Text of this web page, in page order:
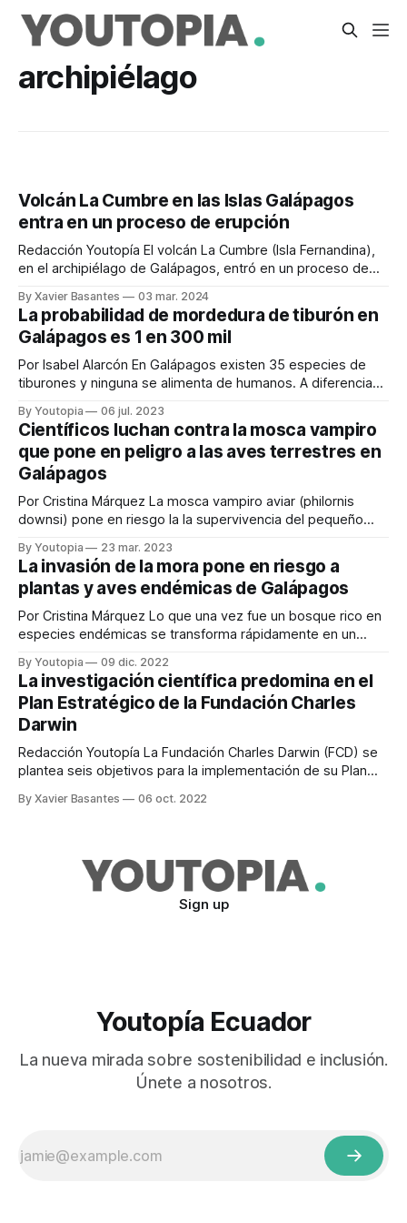
archipiélago
Volcán La Cumbre en las Islas Galápagos
entra en un proceso de erupción
Redacción Youtopía El volcán La Cumbre (Isla Fernandina),
en el archipiélago de Galápagos, entró en un proceso de
Politécnica Nacional (IGEPN). De acuerdo con la información
del Geofísico, el proceso comenzó a las 23:50 (hora de
Galápagos), del sábado
By Xavier Basantes 03 mar. 2024
La probabilidad de mordedura de tiburón en
Galápagos es 1 en 300 mil
Por Isabel Alarcón En Galápagos existen 35 especies de
tiburones y ninguna se alimenta de humanos. A diferencia
parte de la dieta de los animales y las mordeduras también
son eventos inusuales. Durante el 2022, la Universidad de
By Youtopia 06 jul. 2023
Científicos luchan contra la mosca vampiro
que pone en peligro a las aves terrestres en
Galápagos
Por Cristina Márquez La mosca vampiro aviar (philornis
downsi) pone en riesgo la la supervivencia del pequeño
Isla Santa Cruz apenas se registra la presencia de unas
cuarenta parejas de esa especie en peligro crítico de
extinción. La tasa
By Youtopia 23 mar. 2023
La invasión de la mora pone en riesgo a
plantas y aves endémicas de Galápagos
Por Cristina Márquez Lo que una vez fue un bosque rico en
especies endémicas se transforma rápidamente en un
Fundación Charles Darwin a la expansión en el Archipiélago
de Galápagos de la Rubus niveus, una especie de mora
originaria del sur
By Youtopia 09 dic. 2022
La investigación científica predomina en el
Plan Estratégico de la Fundación Charles
Darwin
Redacción Youtopía La Fundación Charles Darwin (FCD) se
plantea seis objetivos para la implementación de su Plan
de la investigación científica predomina, en el contexto de
By Xavier Basantes 06 oct. 2022
Sign up
Youtopía Ecuador
La nueva mirada sobre sostenibilidad e inclusión.
Únete a nosotros.